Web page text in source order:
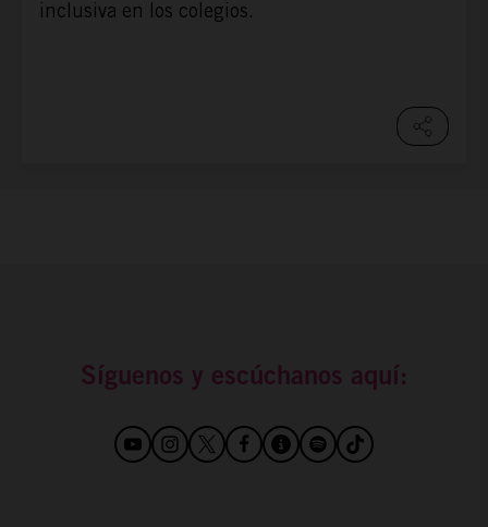
inclusiva en los colegios.
Síguenos y escúchanos aquí: